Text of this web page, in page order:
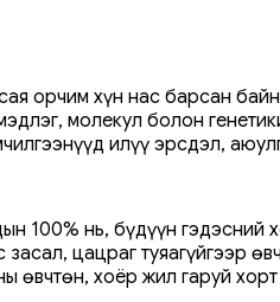
хүн нас барсан
молекул болон
илүү эрсдэл,
100% нь, бүдүүн гэдэсний
цацраг туяагүйгээр
өвчтөн, хоёр жил гаруй